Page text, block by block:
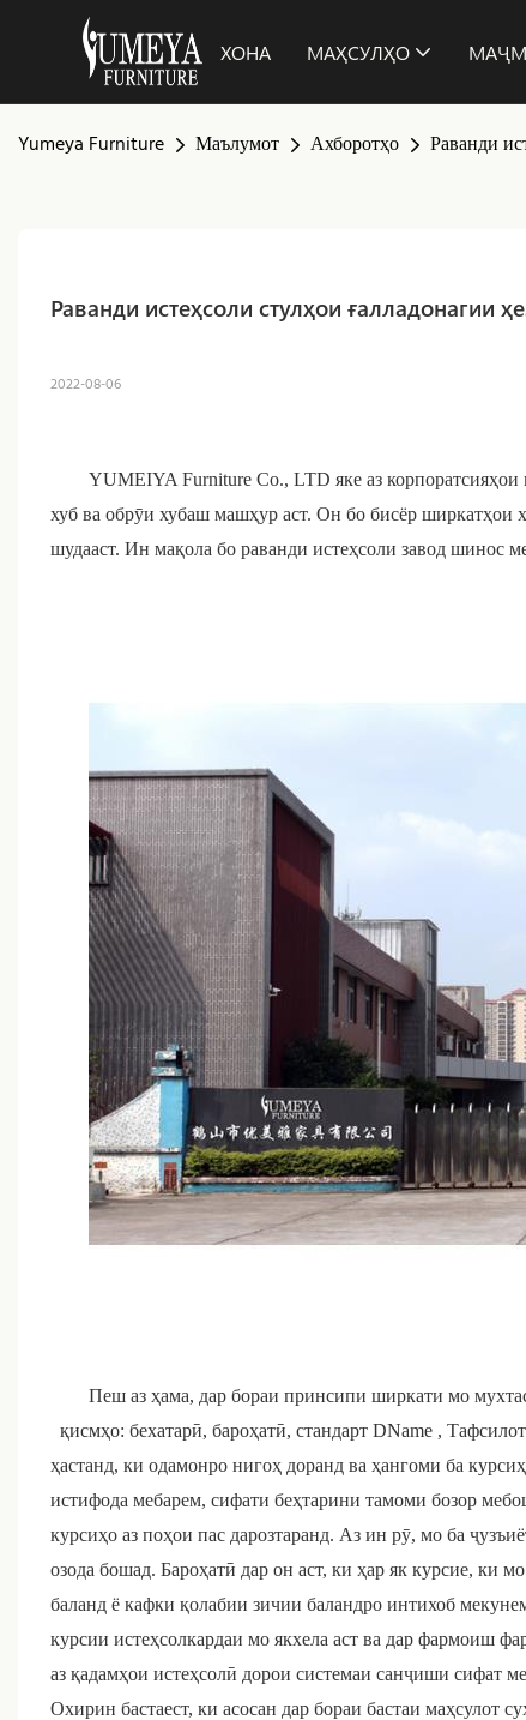
ХОНА МАҲСУЛҲО
Yumeya Furniture Маълумот Ахборотҳо Раванди
Раванди истеҳсоли стулҳои ғалладонагии
2022-08-06
YUMEIYA Furniture Co., LTD яке аз
хуб ва обрӯи хубаш машҳур аст. Он бо бисёр ширкатҳои
шудааст. Ин мақола бо раванди истеҳсоли завод шинос
Пеш аз ҳама, дар бораи принсипи ширкати мо
қисмҳо: бехатарӣ, бароҳатӣ, стандарт DName, Тафсилот
ҳастанд, ки одамонро нигоҳ доранд ва ҳангоми ба
истифода мебарем, сифати беҳтарини тамоми бозор
курсиҳо аз поҳои пас дарозтаранд. Аз ин рӯ, мо ба
озода бошад. Бароҳатӣ дар он аст, ки ҳар як курсие, ки
баланд ё кафки қолабии зичии баландро интихоб
курсии истеҳсолкардаи мо якхела аст ва дар фармоиш
аз қадамҳои истеҳсолӣ дорои системаи санҷиши сифат
Охирин бастаест, ки асосан дар бораи бастаи маҳсулот